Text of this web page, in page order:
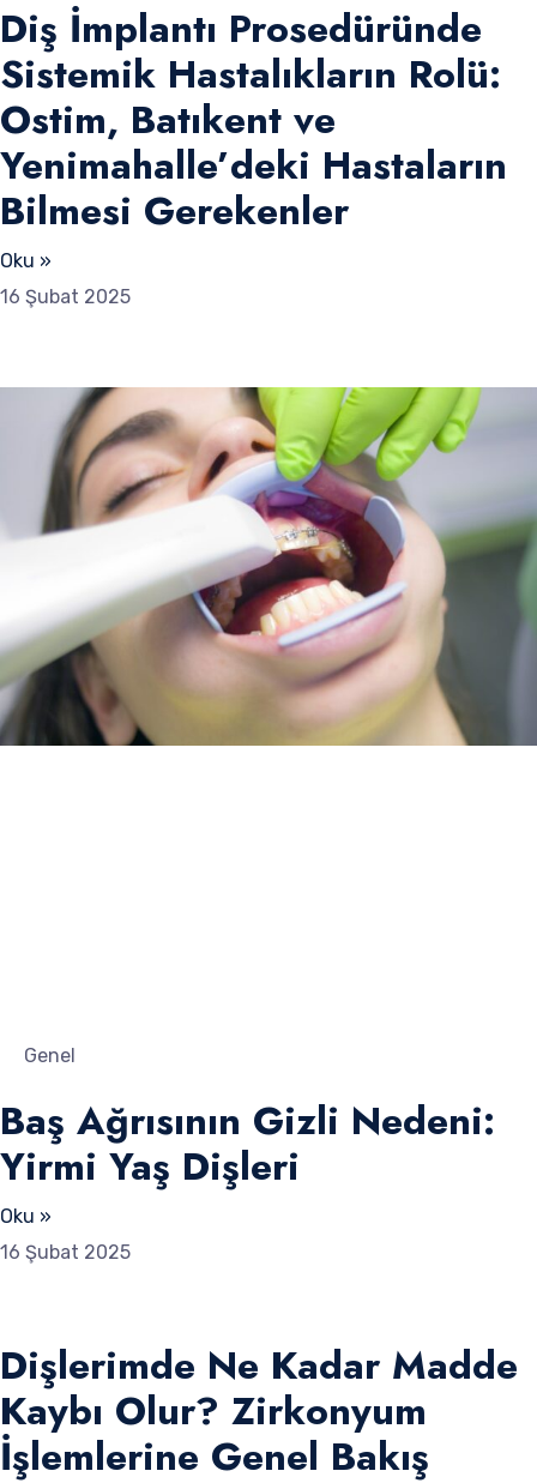
Diş İmplantı Prosedüründe
Sistemik Hastalıkların Rolü:
Ostim, Batıkent ve
Yenimahalle’deki Hastaların
Bilmesi Gerekenler
Oku »
16 Şubat 2025
Genel
Baş Ağrısının Gizli Nedeni:
Yirmi Yaş Dişleri
Oku »
16 Şubat 2025
Dişlerimde Ne Kadar Madde
Kaybı Olur? Zirkonyum
İşlemlerine Genel Bakış